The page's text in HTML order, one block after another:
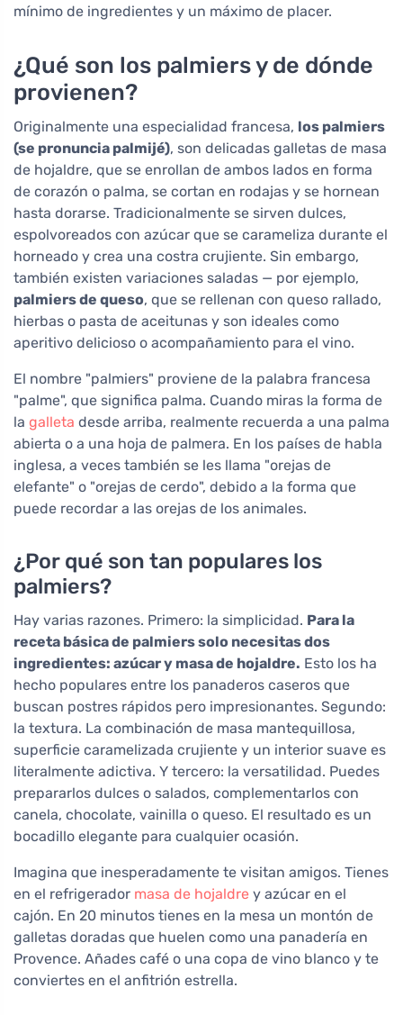
mínimo de ingredientes y un máximo de placer.
¿Qué son los palmiers y de dónde
provienen?
Originalmente una especialidad francesa, los palmiers
(se pronuncia palmijé), son delicadas galletas de masa
de hojaldre, que se enrollan de ambos lados en forma
de corazón o palma, se cortan en rodajas y se hornean
hasta dorarse. Tradicionalmente se sirven dulces,
espolvoreados con azúcar que se carameliza durante el
horneado y crea una costra crujiente. Sin embargo,
también existen variaciones saladas — por ejemplo,
palmiers de queso, que se rellenan con queso rallado,
hierbas o pasta de aceitunas y son ideales como
aperitivo delicioso o acompañamiento para el vino.
El nombre "palmiers" proviene de la palabra francesa
"palme", que significa palma. Cuando miras la forma de
la galleta desde arriba, realmente recuerda a una palma
abierta o a una hoja de palmera. En los países de habla
inglesa, a veces también se les llama "orejas de
elefante" o "orejas de cerdo", debido a la forma que
puede recordar a las orejas de los animales.
¿Por qué son tan populares los
palmiers?
Hay varias razones. Primero: la simplicidad. Para la
receta básica de palmiers solo necesitas dos
ingredientes: azúcar y masa de hojaldre. Esto los ha
hecho populares entre los panaderos caseros que
buscan postres rápidos pero impresionantes. Segundo:
la textura. La combinación de masa mantequillosa,
superficie caramelizada crujiente y un interior suave es
literalmente adictiva. Y tercero: la versatilidad. Puedes
prepararlos dulces o salados, complementarlos con
canela, chocolate, vainilla o queso. El resultado es un
bocadillo elegante para cualquier ocasión.
Imagina que inesperadamente te visitan amigos. Tienes
en el refrigerador masa de hojaldre y azúcar en el
cajón. En 20 minutos tienes en la mesa un montón de
galletas doradas que huelen como una panadería en
Provence. Añades café o una copa de vino blanco y te
conviertes en el anfitrión estrella.